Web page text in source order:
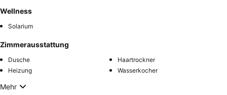
Wellness
Solarium
Zimmerausstattung
Dusche
Haartrockner
Heizung
Wasserkocher
Mehr